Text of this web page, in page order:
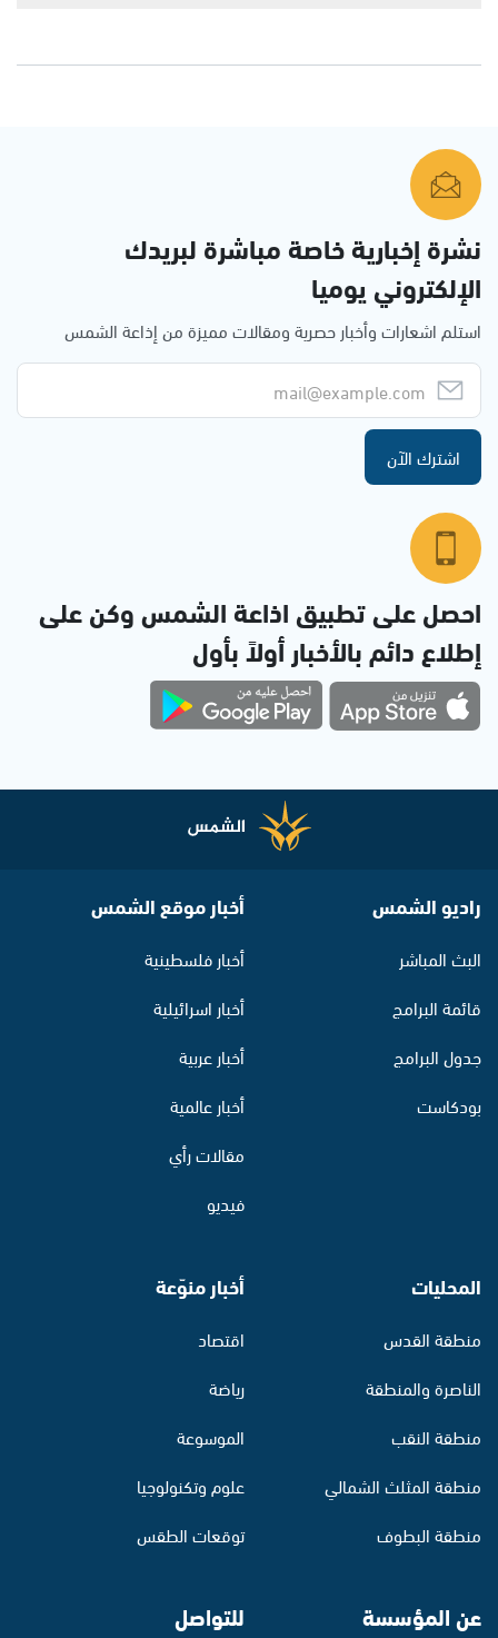
نشرة إخبارية خاصة مباشرة لبريدك
الإلكتروني يوميا
استلم اشعارات وأخبار حصرية ومقالات مميزة من إذاعة الشمس
اشترك الآن
احصل على تطبيق اذاعة الشمس وكن على
إطلاع دائم بالأخبار أولاً بأول
راديو الشمس
البث المباشر
قائمة البرامج
جدول البرامج
بودكاست
أخبار موقع الشمس
أخبار فلسطينية
أخبار اسرائيلية
أخبار عربية
أخبار عالمية
مقالات رأي
فيديو
المحليات
منطقة القدس
الناصرة والمنطقة
منطقة النقب
منطقة المثلث الشمالي
منطقة البطوف
أخبار منوّعة
اقتصاد
رياضة
الموسوعة
علوم وتكنولوجيا
توقعات الطقس
عن المؤسسة للتواصل